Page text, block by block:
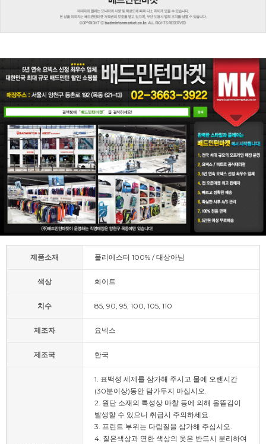
제품소재 폴리에스터 100% / 대상아님
색상 화이트
치수 85, 90, 95, 100, 105, 110
제조자 요넥스
제조국 한국
1. 표백성 세제를 삼가해 주시고 물에 오랜시간
(30분이상)동안 담가두지 마십시오.
2. 원단 소재의 특성상 마찰 등에 의해 올뜯김이
발생할 수 있으니 취급시 주의하세요.
3. 프린트 부위는 다림질을 삼가해 주십시오.
4. 짙은색상과 연한 색상의 옷은 반드시 분리하여